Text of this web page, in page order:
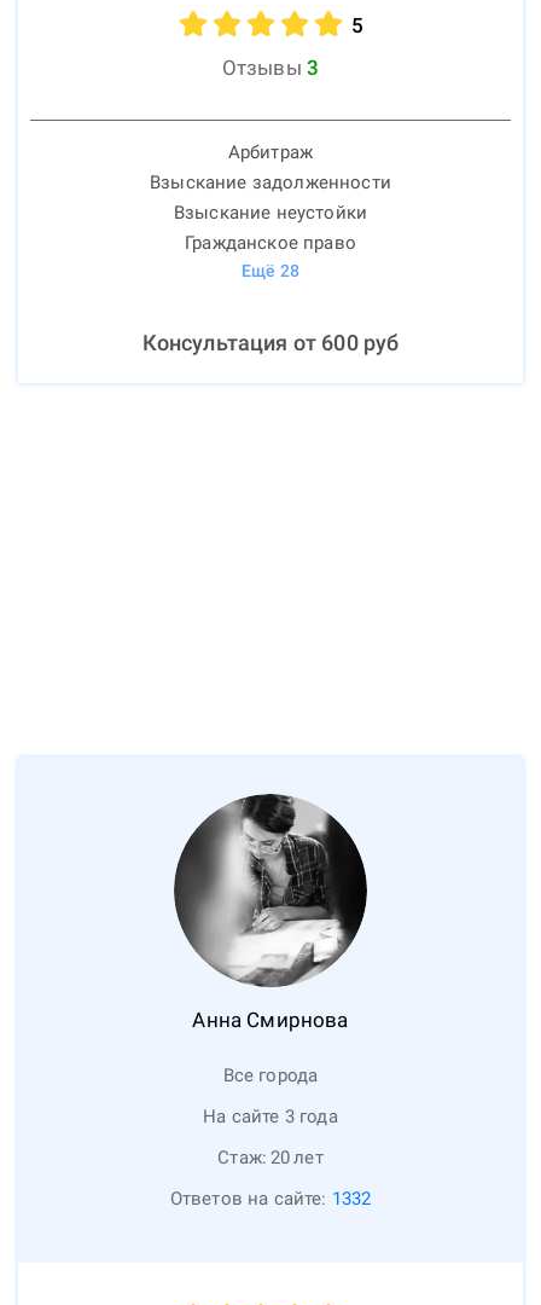
5
Отзывы 3
Арбитраж
Взыскание задолженности
Взыскание неустойки
Гражданское право
Ещё 28
Консультация от 600руб
Анна Смирнова
Все города
На сайте 3 года
Стаж: 20лет
Ответов на сайте: 1332